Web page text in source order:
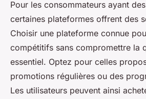
Pour les consommateurs ayant des
certaines plateformes offrent des
Choisir une plateforme connue
compétitifs sans compromettre la
essentiel. Optez pour celles
promotions régulières ou des
Les utilisateurs peuvent ainsi